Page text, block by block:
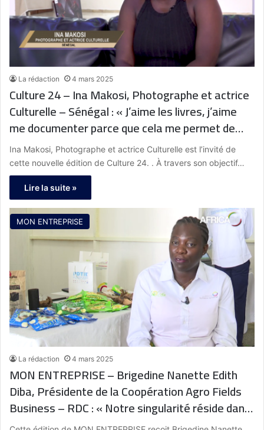
La rédaction 4 mars 2025
Culture 24 – Ina Makosi, Photographe et actrice
Culturelle – Sénégal : « J’aime les livres, j’aime
me documenter parce que cela me permet de
voyager dans le monde et que cela m’inspire
beaucoup dans mon travail d’artiste »
Ina Makosi, Photographe et actrice Culturelle est l’invité de
cette nouvelle édition de Culture 24. . À travers son objectif…
Lire la suite »
MON ENTREPRISE
La rédaction 4 mars 2025
MON ENTREPRISE – Brigedine Nanette Edith
Diba, Présidente de la Coopération Agro Fields
Business – RDC : « Notre singularité réside dans
la valorisation unique de nos fruits tropicaux, un